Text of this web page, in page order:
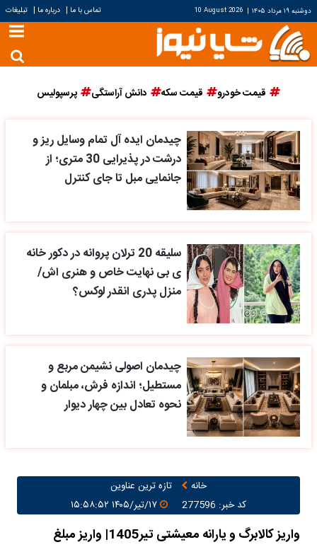
دوشنبه ۱۹ مرداد ۱۴۰۵ |
10 August 2026 تماس با ما | درباره ما | تبلیغات
قیمت خودرو قیمت سکه دانش آراستگی پرسپولیس
چیدمان ایده آل تمام وسایل ریز و
درشت در پذیرایی 30 متری؛ از
جانمایی مبل تا جای کنترل
سلیقه 20 ترلان پروانه در دکور خانه
ی بی نهایت خاص و هنری اش/
منزل پدری انقدر لوکس؟
چیدمان اصولی نشیمن مربع و
مستطیل؛ اندازه فرش، مبلمان و
نحوه تعادل بین چهار دیوار
خانه
تازه ترین عناوین
کد خبر: 277596
۱۷/تیر/۱۴۰۵ ۱۵:۵۸:۵۲
واریز کالابرگ و یارانه معیشتی تیر1405| واریز مبلغ